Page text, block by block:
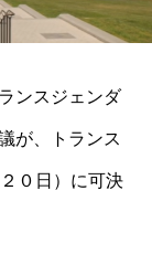
ンスジェンダ
が、トランス
０日）に可決